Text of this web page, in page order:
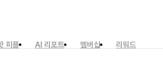
피플 AI 리포트 멤버십
리워드